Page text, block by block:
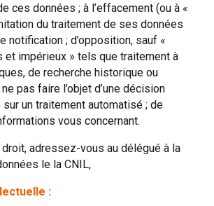
ces données ; à l’effacement (ou à «
du traitement de ses données
notification ; d’opposition, sauf «
impérieux » tels que traitement à
de recherche historique ou
pas faire l’objet d’une décision
un traitement automatisé ; de
vous concernant.
adressez-vous au délégué à la
le la CNIL,
: